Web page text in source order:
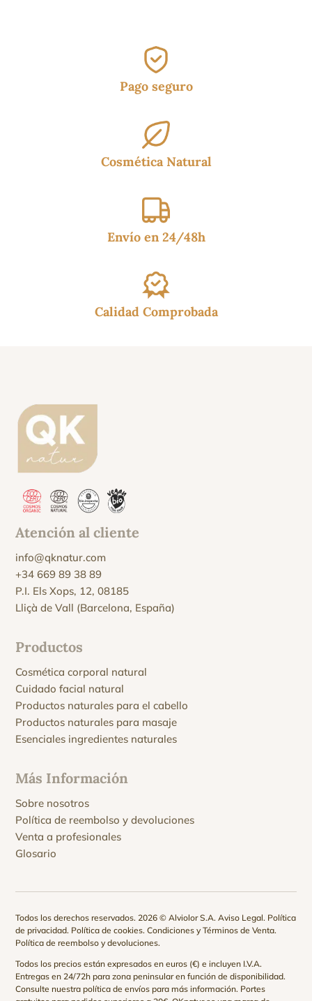
Pago seguro
Cosmética Natural
Envío en 24/48h
Calidad Comprobada
Atención al cliente
info@qknatur.com
+34 669 89 38 89
P.I. Els Xops, 12, 08185
Lliçà de Vall (Barcelona, España)
Productos
Cosmética corporal natural
Cuidado facial natural
Productos naturales para el cabello
Productos naturales para masaje
Esenciales ingredientes naturales
Más Información
Sobre nosotros
Política de reembolso y devoluciones
Venta a profesionales
Glosario
Todos los derechos reservados. 2026 © Alviolor S.A.Aviso Legal. Política
de privacidad. Política de cookies.Condiciones y Términos de Venta.
Política de reembolso y devoluciones.
Todos los precios están expresados en euros (€) e incluyen I.V.A.
Entregas en 24/72h para zona peninsular en función de disponibilidad.
Consulte nuestrapolítica de envíos para más información. Portes